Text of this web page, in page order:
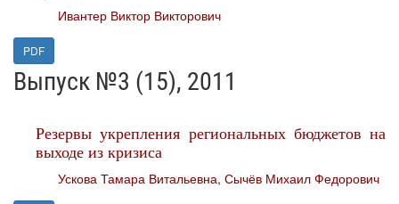
Ивантер Виктор Викторович
PDF
Выпуск №3 (15), 2011
Резервы укрепления региональных бюджетов на
выходе из кризиса
Ускова Тамара Витальевна, Сычёв Михаил Федорович